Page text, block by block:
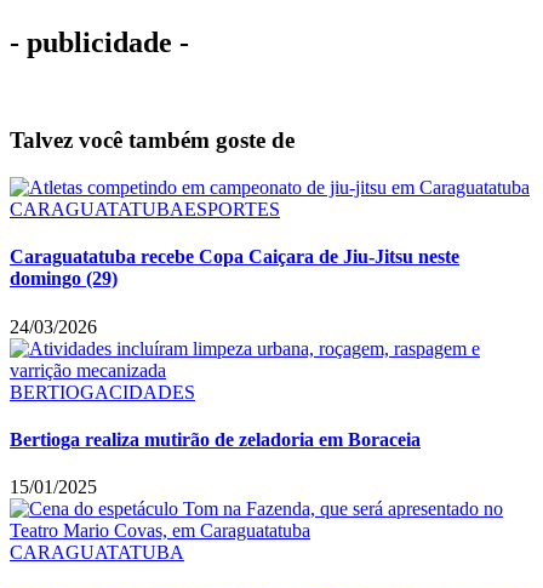
- publicidade -
Talvez você também goste de
CARAGUATATUBAESPORTES
Caraguatatuba recebe Copa Caiçara de Jiu-Jitsu neste
domingo (29)
24/03/2026
BERTIOGACIDADES
Bertioga realiza mutirão de zeladoria em Boraceia
15/01/2025
CARAGUATATUBA